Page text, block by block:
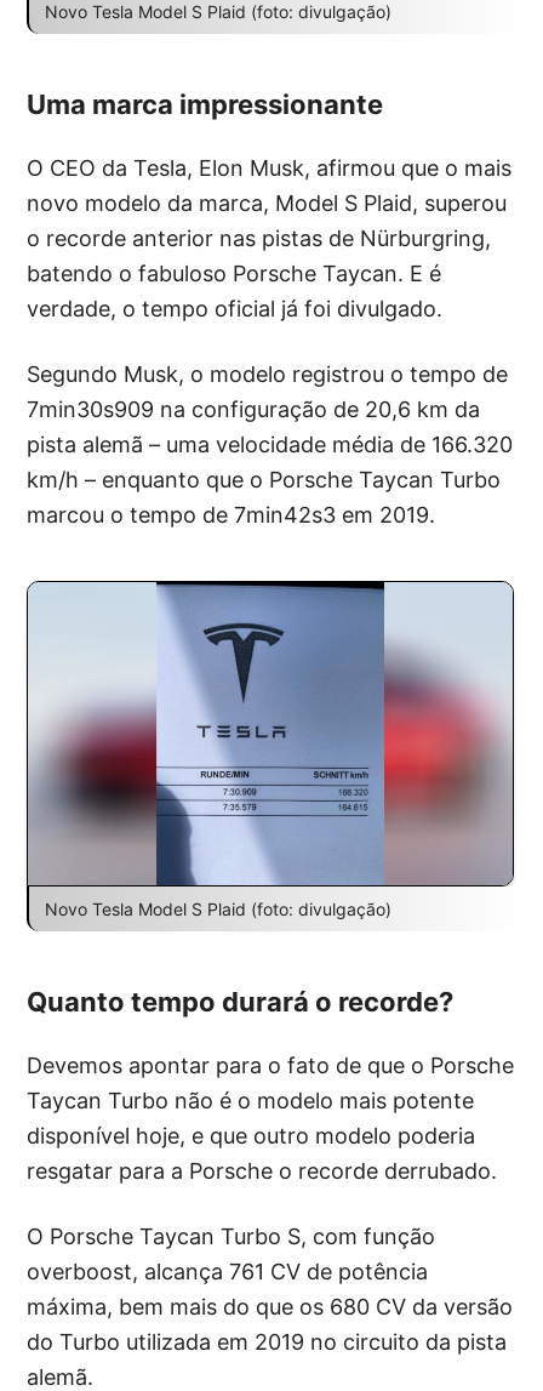
Novo Tesla Model S Plaid (foto: divulgação)
Uma marca impressionante
O CEO da Tesla, Elon Musk, afirmou que o mais
novo modelo da marca, Model S Plaid, superou
o recorde anterior nas pistas de Nürburgring,
batendo o fabuloso Porsche Taycan. E é
verdade, o tempo oficial já foi divulgado.
Segundo Musk, o modelo registrou o tempo de
7min30s909 na configuração de 20,6 km da
pista alemã – uma velocidade média de 166.320
km/h – enquanto que o Porsche Taycan Turbo
marcou o tempo de 7min42s3 em 2019.
Novo Tesla Model S Plaid (foto: divulgação)
Quanto tempo durará o recorde?
Devemos apontar para o fato de que o Porsche
Taycan Turbo não é o modelo mais potente
disponível hoje, e que outro modelo poderia
resgatar para a Porsche o recorde derrubado.
O Porsche Taycan Turbo S, com função
overboost, alcança 761 CV de potência
máxima, bem mais do que os 680 CV da versão
do Turbo utilizada em 2019 no circuito da pista
alemã.